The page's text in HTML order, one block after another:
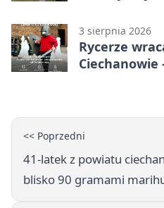
3 sierpnia 2026
Rycerze
Ciechanowie
<< Poprzedni
41-latek z powiatu
blisko 90 gramami